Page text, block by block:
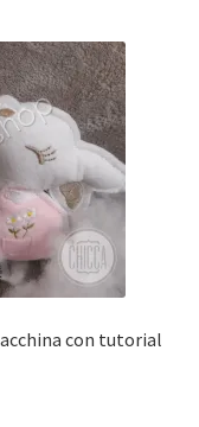
con tutorial